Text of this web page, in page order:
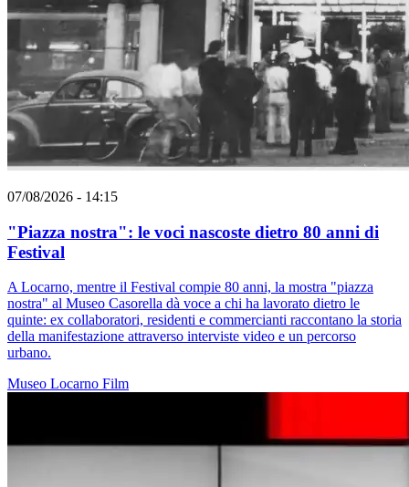
07/08/2026 - 14:15
"Piazza nostra": le voci nascoste dietro 80 anni di
Festival
A Locarno, mentre il Festival compie 80 anni, la mostra "piazza
nostra" al Museo Casorella dà voce a chi ha lavorato dietro le
quinte: ex collaboratori, residenti e commercianti raccontano la storia
della manifestazione attraverso interviste video e un percorso
urbano.
Museo Locarno Film